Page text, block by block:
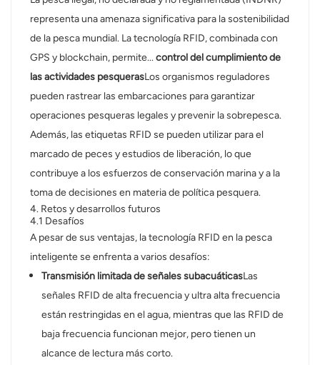
representa una amenaza significativa para la sostenibilidad
de la pesca mundial. La tecnología RFID, combinada con
GPS y blockchain, permite...control del cumplimiento de
las actividades pesquerasLos organismos reguladores
pueden rastrear las embarcaciones para garantizar
operaciones pesqueras legales y prevenir la sobrepesca.
Además, las etiquetas RFID se pueden utilizar para el
marcado de peces y estudios de liberación, lo que
contribuye a los esfuerzos de conservación marina y a la
toma de decisiones en materia de política pesquera.
4. Retos y desarrollos futuros
4.1 Desafíos
A pesar de sus ventajas, la tecnología RFID en la pesca
inteligente se enfrenta a varios desafíos:
Transmisión limitada de señales subacuáticasLas
señales RFID de alta frecuencia y ultra alta frecuencia
están restringidas en el agua, mientras que las RFID de
baja frecuencia funcionan mejor, pero tienen un
alcance de lectura más corto.